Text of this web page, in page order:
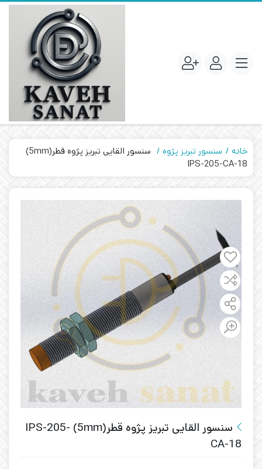
خانه سنسور تبریز پژوه
سنسور القایی تبریز پژوه قطر(5mm)
IPS-205-CA-18
سنسور القایی تبریز پژوه قطر(5mm) IPS-205-
CA-18